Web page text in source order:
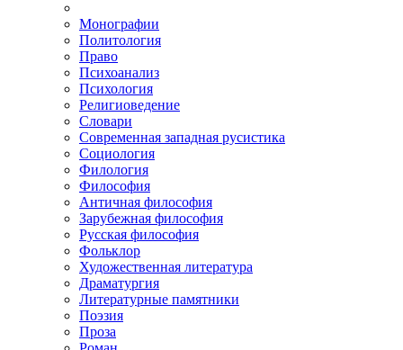
Монографии
Политология
Право
Психоанализ
Психология
Религиоведение
Словари
Современная западная русистика
Социология
Филология
Философия
Античная философия
Зарубежная философия
Русская философия
Фольклор
Художественная литература
Драматургия
Литературные памятники
Поэзия
Проза